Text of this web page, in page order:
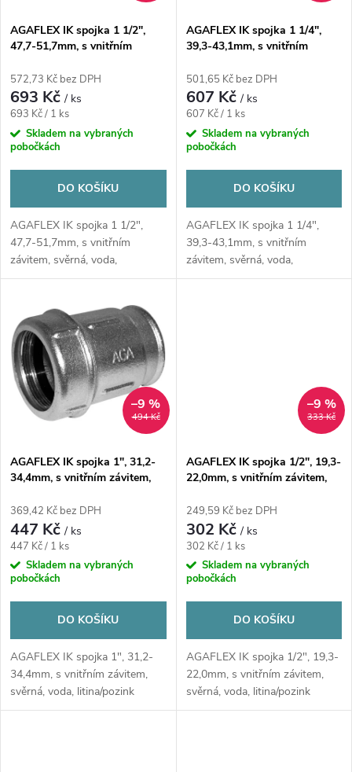
p
r
o
d
u
k
t
ů
s
p
r
o
d
u
k
ů
AGAFLEX IK spojka 1 1/2",
47,7-51,7mm, s vnitřním
litina/pozink
572,73 Kč bez DPH
693 Kč/ ks
Měrná
cena:
693 Kč / 1 ks
Skladem na vybraných
pobočkách
DO KOŠÍKU
AGAFLEX IK spojka 1 1/2",
47,7-51,7mm, s vnitřním
závitem, svěrná, voda,
litina/pozink
AGAFLEX IK spojka 1 1/4",
39,3-43,1mm, s vnitřním
litina/pozink
501,65 Kč bez DPH
607 Kč/ ks
Měrná
cena:
607 Kč / 1 ks
Skladem na vybraných
pobočkách
DO KOŠÍKU
AGAFLEX IK spojka 1 1/4",
39,3-43,1mm, s vnitřním
závitem, svěrná, voda,
litina/pozink
494 Kč
–9 %
AGAFLEX IK spojka 1", 31,2-
34,4mm, s vnitřním závitem,
369,42 Kč bez DPH
447 Kč/ ks
Měrná
cena:
447 Kč / 1 ks
Skladem na vybraných
pobočkách
DO KOŠÍKU
AGAFLEX IK spojka 1", 31,2-
34,4mm, s vnitřním závitem,
svěrná, voda, litina/pozink
333 Kč
–9 %
AGAFLEX IK spojka 1/2", 19,3-
22,0mm, s vnitřním závitem,
249,59 Kč bez DPH
302 Kč/ ks
Měrná
cena:
302 Kč / 1 ks
Skladem na vybraných
pobočkách
DO KOŠÍKU
AGAFLEX IK spojka 1/2", 19,3-
22,0mm, s vnitřním závitem,
svěrná, voda, litina/pozink